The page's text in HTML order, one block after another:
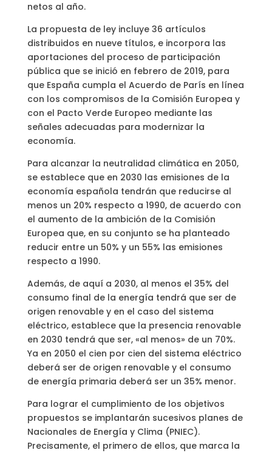
netos al año.
La propuesta de ley incluye 36 artículos
distribuidos en nueve títulos, e incorpora las
aportaciones del proceso de participación
pública que se inició en febrero de 2019, para
que España cumpla el Acuerdo de París en línea
con los compromisos de la Comisión Europea y
con el Pacto Verde Europeo mediante las
señales adecuadas para modernizar la
economía.
Para alcanzar la neutralidad climática en 2050,
se establece que en 2030 las emisiones de la
economía española tendrán que reducirse al
menos un 20% respecto a 1990, de acuerdo con
el aumento de la ambición de la Comisión
Europea que, en su conjunto se ha planteado
reducir entre un 50% y un 55% las emisiones
respecto a 1990.
Además, de aquí a 2030, al menos el 35% del
consumo final de la energía tendrá que ser de
origen renovable y en el caso del sistema
eléctrico, establece que la presencia renovable
en 2030 tendrá que ser, «al menos» de un 70%.
Ya en 2050 el cien por cien del sistema eléctrico
deberá ser de origen renovable y el consumo
de energía primaria deberá ser un 35% menor.
Para lograr el cumplimiento de los objetivos
propuestos se implantarán sucesivos planes de
Nacionales de Energía y Clima (PNIEC).
Precisamente, el primero de ellos, que marca la